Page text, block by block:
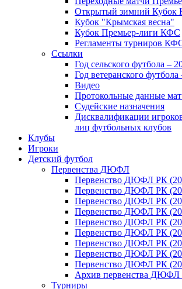
Открытый зимний Кубок
Кубок "Крымская весна"
Кубок Премьер-лиги КФС
Регламенты турниров
Ссылки
Год сельского футбола –
Год ветеранского футбола
Видео
Протокольные данные
Судейские назначения
Дисквалификации
лиц футбольных клубов
Клубы
Игроки
Детский футбол
Первенства ДЮФЛ
Первенство ДЮФЛ РК
Первенство ДЮФЛ РК
Первенство ДЮФЛ РК
Первенство ДЮФЛ РК
Первенство ДЮФЛ РК
Первенство ДЮФЛ РК
Первенство ДЮФЛ РК
Первенство ДЮФЛ РК
Первенство ДЮФЛ РК
Архив первенства
Турниры